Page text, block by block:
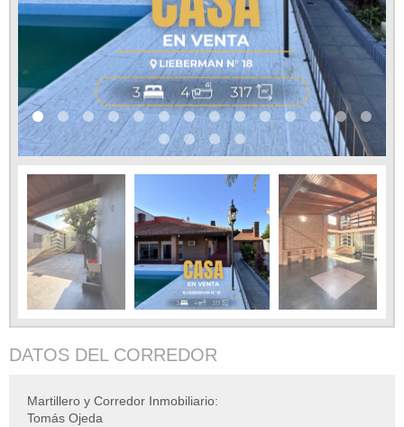
DATOS DEL CORREDOR
Martillero y Corredor Inmobiliario:
Tomás Ojeda